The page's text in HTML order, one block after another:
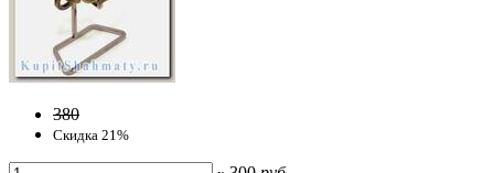
380
Скидка 21%